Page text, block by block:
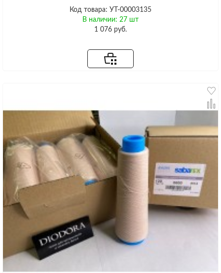
Код товара: УТ-00003135
В наличии: 27 шт
1 076 руб.